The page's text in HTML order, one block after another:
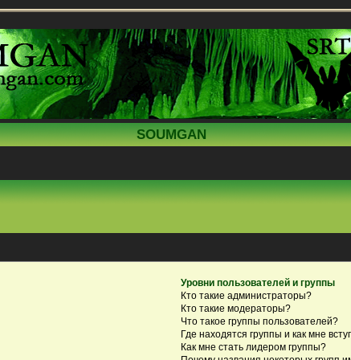
SOUMGAN
Уровни пользователей и группы
Кто такие администраторы?
Кто такие модераторы?
Что такое группы пользователей?
Где находятся группы и как мне
Как мне стать лидером группы?